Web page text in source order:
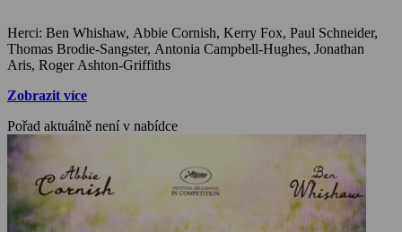
Podobně úspěšný byl i biografický film o spisovatelce Janet
Frameové Anděl u mého stolu (1990). Obrovský úspěch a
celosvětovou proslulost přineslo Campionové romantické drama
Piano (1993), oceněné třemi Oscary a celou řadou dalších cen.
Román Henryho Jamese zpracovala ve snímku Portrét dámy (1996),
následovaly snímky ze současnosti Jako dým (1999) a Piková trojka
(2003). Společně s dalšími známými režiséry se zúčastnila natáčení
povídkového filmu 8 (2008) na podporu OSN. Poté se opět vrátila k
biografickému žánru a zpracovala životní osud básníka Johna
Keatse ve snímku Jasná hvězda (2009), který byl nominován na
Oscara a získal celou řadu festivalových ocenění.
Herci: Ben Whishaw, Abbie Cornish, Kerry Fox, Paul Schneider,
Thomas Brodie-Sangster, Antonia Campbell-Hughes, Jonathan
Aris, Roger Ashton-Griffiths
Zobrazit více
Pořad aktuálně není v nabídce